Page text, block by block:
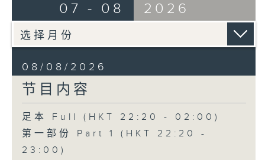
07 - 08 2026
08/08/2026
节目内容
足本 Full (HKT 22:20 - 02:00)
第一部份 Part 1 (HKT 22:20 -
23:00)